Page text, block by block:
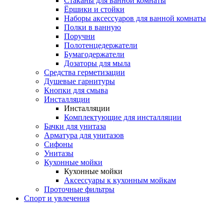
Ёршики и стойки
Наборы аксессуаров для ванной комнаты
Полки в ванную
Поручни
Полотенцедержатели
Бумагодержатели
Дозаторы для мыла
Средства герметизации
Душевые гарнитуры
Кнопки для смыва
Инсталляции
Инсталляции
Комплектующие для инсталляции
Бачки для унитаза
Арматура для унитазов
Сифоны
Унитазы
Кухонные мойки
Кухонные мойки
Аксессуары к кухонным мойкам
Проточные фильтры
Спорт и увлечения